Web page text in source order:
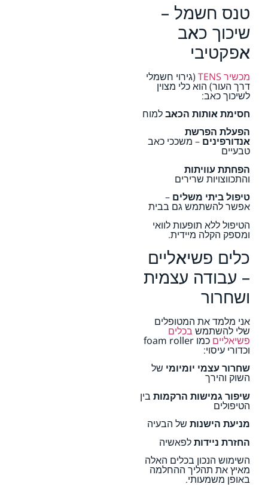
טנס חשמל –
שיכוך כאב
אפקטיבי
מכשיר TENS (גירוי חשמלי
דרך העור) הוא כלי מצוין
לשיכוך כאב:
חסימת אותות הכאבלמוח
הפעלת הפרשת
אנדורפינים – משככי כאב
טבעיים
הפחתת עוויתות
והתכווצויות שרירים
טיפול ביתי משלים –
אפשר להשתמש גם בבית
הטיפול ללא תופעות לוואי
ומספק הקלה מיידית.
כלים פשיאליים
– עבודה עצמית
ושחרור
אני מלמד את המטופלים
שלי להשתמש בכלים
פשיאליים כמו foam roller
וכדורי עיסוי:
שחרור עצמי יומיומי של
השוק והירך
שיפור גמישות הרקמות בין
הטיפולים
מניעת הישנות של הבעיה
החזרת ניידותלפאשיה
השימוש הנכון בכלים האלה
מאיץ את תהליך ההחלמה
באופן משמעותי.